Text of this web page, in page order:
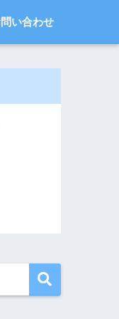
い合わせ